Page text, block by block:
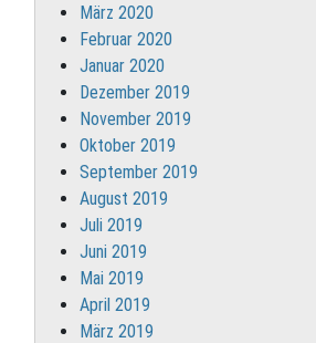
März 2020
Februar 2020
Januar 2020
Dezember 2019
November 2019
Oktober 2019
September 2019
August 2019
Juli 2019
Juni 2019
Mai 2019
April 2019
März 2019